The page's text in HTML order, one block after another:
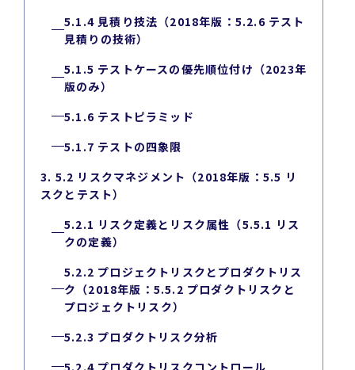
5.1.4 見積り技法（2018年版：5.2.6 テスト
見積りの技術）
5.1.5 テストケースの優先順位付け（2023年
版のみ）
5.1.6 テストピラミッド
5.1.7 テストの四象限
3. 5.2 リスクマネジメント（2018年版：5.5 リ
スクとテスト）
5.2.1 リスク定義とリスク属性（5.5.1 リス
クの定義）
5.2.2 プロジェクトリスクとプロダクトリス
ク（2018年版：5.5.2 プロダクトリスクと
プロジェクトリスク）
5.2.3 プロダクトリスク分析
5.2.4 プロダクトリスクコントロール